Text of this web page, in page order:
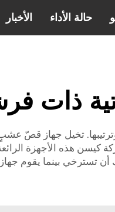
الأخبار حالة الأداء
ذات
تخيل جهاز قصّ عشبٍ
هذه الأجهزة
بينما يقوم جهاز